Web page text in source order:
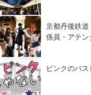
京都丹後鉄道
係員・アテン
ピンクのバ